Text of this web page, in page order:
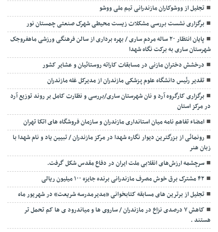
تجلیل از ووشوکاران مازندرانی تیم ملی ووشو
برگزاری نشست بررسی مشکلات زیست محیطی شهرک صنعتی چمستان نور
پایان انتظار ۲۰ ساله مردم ساری / بهره برداری از سالن فرهنگی ورزشی ماهفروجک
شهرستان ساری به برکت نگاه شهدا
درخشش دختران مازنی در مسابقات کاراته روستائیان و عشایر کشور
تقدیر رئیس دانشگاه علوم پزشکی مازندران از مدیرکل غله مازندران
برگزاری کارگروه آرد و نان شهرستان ساری/بررسی و نظارت کامل بر روند توزیع آرد
در مرکز استان
امضاء تفاهم نامه میان استانداری مازندران و سازمان فروشگاه های اتکا تهران
رونمائی از بزرگترین دیوار نگاره شهدا در مرکز مازندران / تبیین یاد و نام شهدا با
زبان هنر
سرچشمه ارزش‌های انقلابی ملت ایران در دفاع مقدس شکل گرفت.
۴۲ مشترک برق خوش مصرف مازندرانی برنده جایزه ۱۰۰ میلیون ریالی
تجلیل از برترین های مسابقه کتابخوانی «مدیرمدرسه شریعت» در شهریور ماه
کاهش ۷ درصدی نزاع در مازندران / ساروی ها و میاندرود ی ها کم تحمل تر
هستند‌ .